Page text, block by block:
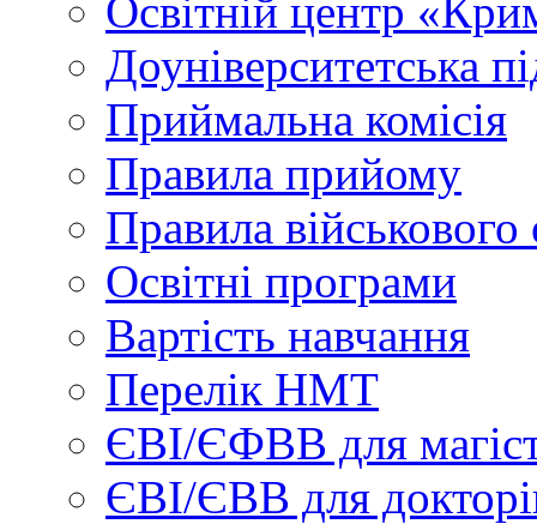
Освітній центр
Доуніверситетська
Приймальна комісія
Правила прийому
Правила військового
Освітні програми
Вартість навчання
Перелік НМТ
ЄВІ/ЄФВВ для
ЄВІ/ЄВВ для